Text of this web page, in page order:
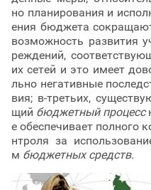
но планирования и
ения бюджета
возможность развития
реждений,
их сетей и это имеет
льно негативные
вия; в-третьих,
щий бюджетный процесс
е обеспечивает полного
нтроля за
м бюджетных средств.